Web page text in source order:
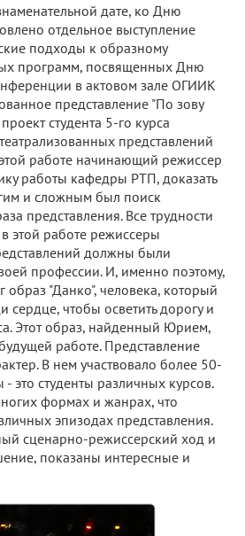
дате, ко Дню
отдельное выступление
подходы к образному
программ, посвященных Дню
в актовом зале ОГИИК
представление "По зову
студента 5-го курса
представлений
работе начинающий режиссер
работы кафедры РТП, доказать
и сложным был поиск
представления. Все трудности
этой работе режиссеры
должны были
профессии. И, именно поэтому,
образ "Данко", человека, который
сердце, чтобы осветить дорогу и
Этот образ, найденный Юрием,
работе. Представление
В нем участвовало более 50-
это студенты различных курсов.
формах и жанрах, что
эпизодах представления.
сценарно-режиссерский ход и
показаны интересные и